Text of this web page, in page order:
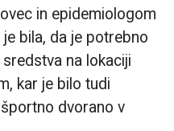
in epidemiologom
bila, da je potrebno
na lokaciji
kar je bilo tudi
dvorano v